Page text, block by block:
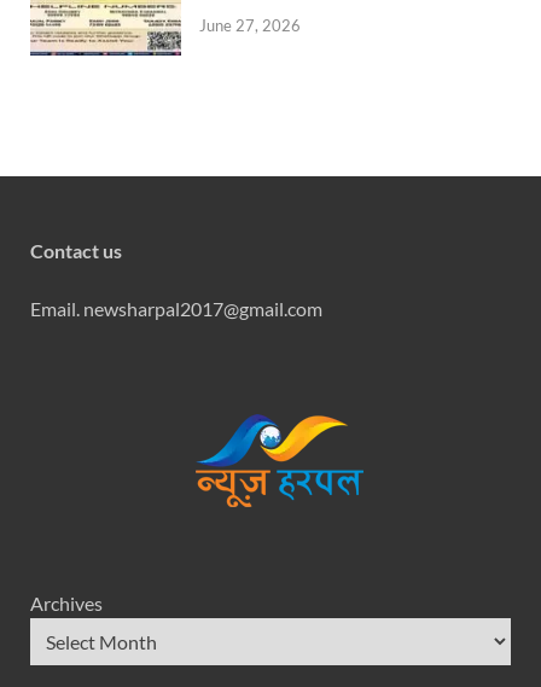
June 27, 2026
Contact us
Email. newsharpal2017@gmail.com
Archives